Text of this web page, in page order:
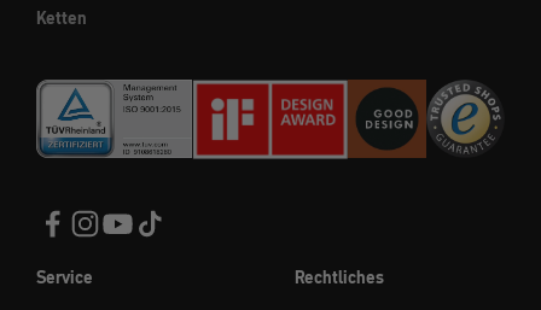
Ketten
Service
Rechtliches